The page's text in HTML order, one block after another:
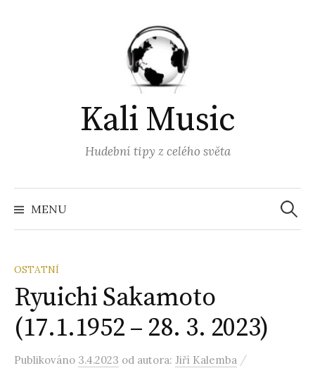
Kali Music
Hudební tipy z celého světa
MENU
OSTATNÍ
Ryuichi Sakamoto
(17.1.1952 – 28. 3. 2023)
Publikováno 3.4.2023 od autora: Jiří Kalemba /